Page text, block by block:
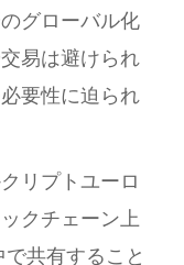
グローバル化
易は避けられ
要性に迫られ
リプトユーロ
クチェーン上
共有すること